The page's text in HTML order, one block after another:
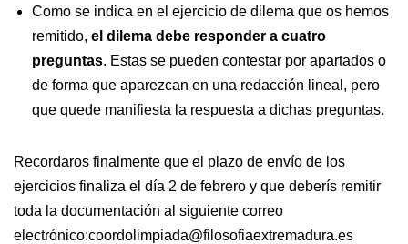
Como se indica en el ejercicio de dilema que os hemos
remitido, el dilema debe responder a cuatro
preguntas. Estas se pueden contestar por apartados o
de forma que aparezcan en una redacción lineal, pero
que quede manifiesta la respuesta a dichas preguntas.
Recordaros finalmente que el plazo de envío de los
ejercicios finaliza el día 2 de febrero y que deberís remitir
toda la documentación al siguiente correo
electrónico:coordolimpiada@filosofiaextremadura.es